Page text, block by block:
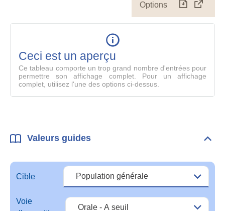
Options
le
Ceci est un aperçu
Ce tableau comporte un trop grand nombre d'entrées pour
permettre son affichage complet. Pour un affichage
complet, utilisez l'une des options ci-dessus.
Valeurs guides
Cible
Voie